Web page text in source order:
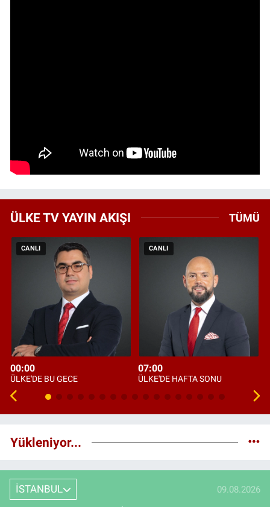
ÜLKE TV YAYIN AKIŞI TÜMÜ
CANLI
00:00
ÜLKE'DE BU GECE
CANLI
07:00
ÜLKE'DE HAFTA SONU
Yükleniyor...
İSTANBUL 09.08.2026